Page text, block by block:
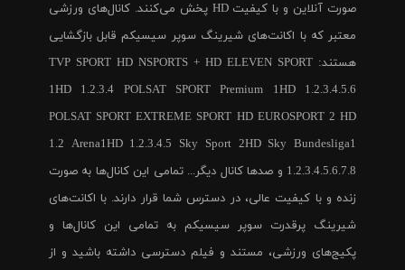
صورت آنلاین و با کیفیت HD پخش می‌کنند. کانال‌های ورزشی
معتبر که با اکانت‌های شیرینگ سوپر سیسیکم قابل بازگشایی
هستند: TVP SPORT HD NSPORTS + HD ELEVEN SPORT
1HD 1.2.3.4 POLSAT SPORT Premium 1HD 1.2.3.4.5.6
POLSAT SPORT EXTREME SPORT HD EUROSPORT 2 HD
1.2 Arena1HD 1.2.3.4.5 Sky Sport 2HD Sky Bundesliga1
1.2.3.4.5.6.7.8 و صدها کانال دیگر... تمامی این کانال‌ها به صورت
زنده و با کیفیت عالی، در دسترس شما قرار دارند. با اکانت‌های
شیرینگ پرقدرت سوپر سیسیکم به تمامی این کانال‌ها و
پکیج‌های ورزشی، مستند و فیلم دسترسی داشته باشید و از